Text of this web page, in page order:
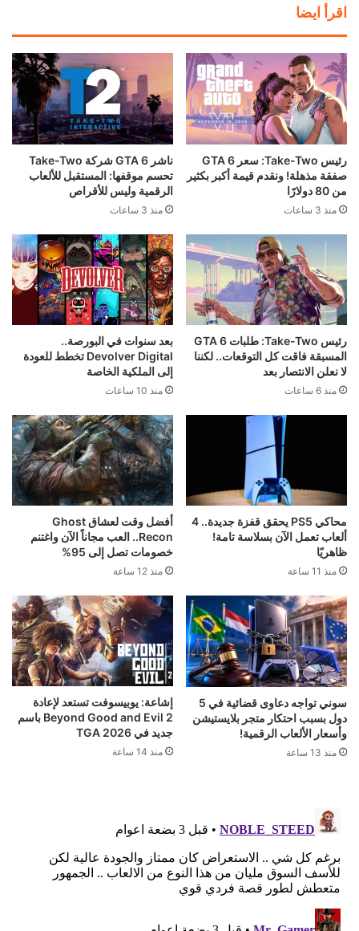
اقرأ ايضا
رئيس Take-Two: سعر GTA 6
صفقة مذهلة! ونقدم قيمة أكبر بكثير
من 80 دولارًا
منذ 3 ساعات
ناشر GTA 6 شركة Take-Two
تحسم موقفها: المستقبل للألعاب
الرقمية وليس للأقراص
منذ 3 ساعات
رئيس Take-Two: طلبات GTA 6
المسبقة فاقت كل التوقعات.. لكننا
لا نعلن الانتصار بعد
منذ 6 ساعات
بعد سنوات في البورصة..
Devolver Digital تخطط للعودة
إلى الملكية الخاصة
منذ 10 ساعات
محاكي PS5 يحقق قفزة جديدة.. 4
ألعاب تعمل الآن بسلاسة تامة!
ظاهريًا
منذ 11 ساعة
أفضل وقت لعشاق Ghost
Recon.. العب مجاناً الآن واغتنم
خصومات تصل إلى 95%
منذ 12 ساعة
سوني تواجه دعاوى قضائية في 5
دول بسبب احتكار متجر بلايستيشن
وأسعار الألعاب الرقمية!
منذ 13 ساعة
إشاعة: يوبيسوفت تستعد لإعادة
Beyond Good and Evil 2 باسم
جديد في TGA 2026
منذ 14 ساعة